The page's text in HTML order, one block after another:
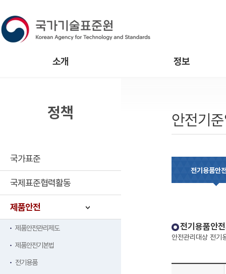
소개 정보
안전기
전기용품안
전기용품안
안전관리대상 전기
정책
국가표준
국제표준협력활동
제품안전
제품안전관리제도
제품안전기본법
전기용품